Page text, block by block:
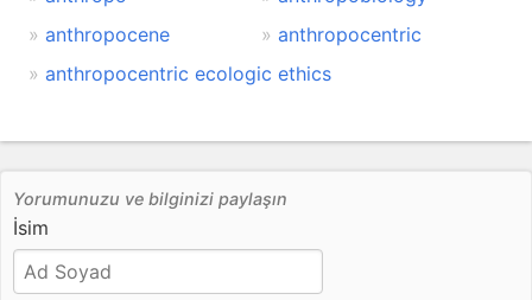
anthropocene
anthropocentric
anthropocentric ecologic ethics
Yorumunuzu ve bilginizi paylaşın
İsim